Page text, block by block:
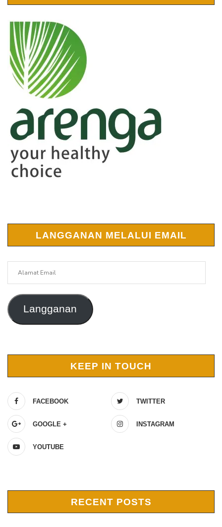
LANGGANAN MELALUI EMAIL
Langganan
KEEP IN TOUCH
FACEBOOK TWITTER
GOOGLE + INSTAGRAM
YOUTUBE
RECENT POSTS